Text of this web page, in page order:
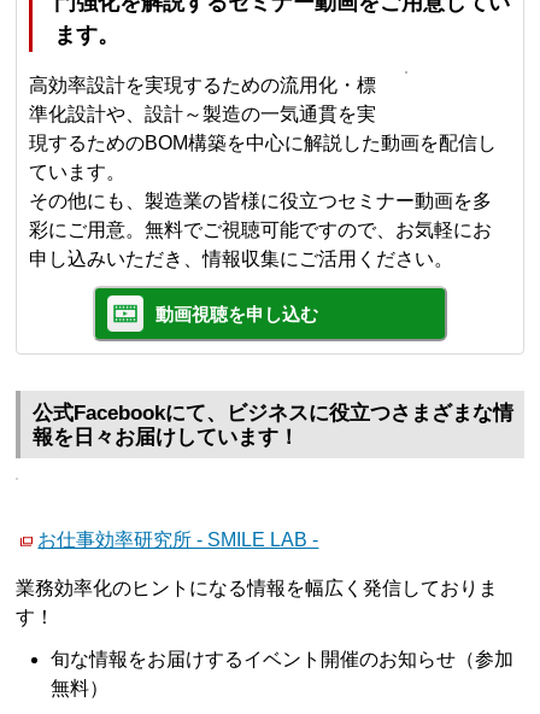
ます。
高効率設計を実現するための流用化・標
準化設計や、設計～製造の一気通貫を実
現するためのBOM構築を中心に解説した動画を配信し
ています。
その他にも、製造業の皆様に役立つセミナー動画を多
彩にご用意。無料でご視聴可能ですので、お気軽にお
申し込みいただき、情報収集にご活用ください。
動画視聴を申し込む
公式Facebookにて、ビジネスに役立つさまざまな情
報を日々お届けしています！
お仕事効率研究所 - SMILE LAB -
業務効率化のヒントになる情報を幅広く発信しておりま
す！
旬な情報をお届けするイベント開催のお知らせ（参加
無料）